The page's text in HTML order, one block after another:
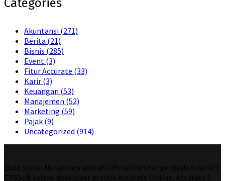
Akuntansi (271)
Berita (21)
Bisnis (285)
Event (3)
Fitur Accurate (33)
Karir (3)
Keuangan (53)
Manajemen (52)
Marketing (59)
Pajak (9)
Uncategorized (914)